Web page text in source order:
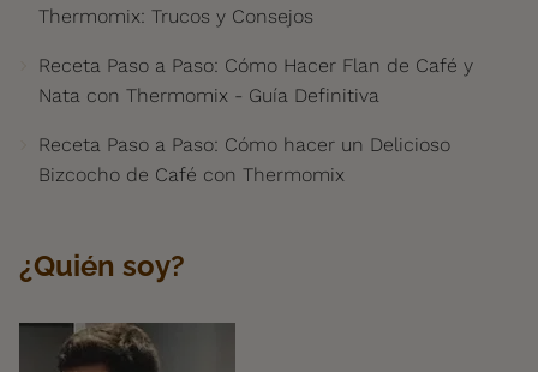
Thermomix: Trucos y Consejos
Receta Paso a Paso: Cómo Hacer Flan de Café y
Nata con Thermomix - Guía Definitiva
Receta Paso a Paso: Cómo hacer un Delicioso
Bizcocho de Café con Thermomix
¿Quién soy?